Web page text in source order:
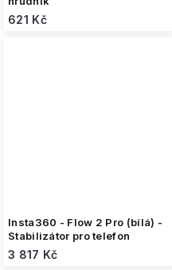
621 Kč
Insta360 - Flow 2 Pro (bílá) -
Stabilizátor pro telefon
3 817 Kč